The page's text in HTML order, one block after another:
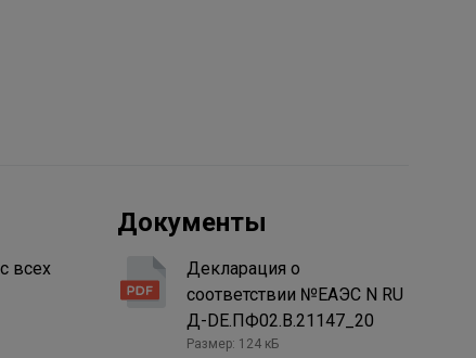
всех
Документы
Декларация о
соответствии №ЕАЭС N RU
Д-DE.ПФ02.В.21147_20
Размер: 124 кБ